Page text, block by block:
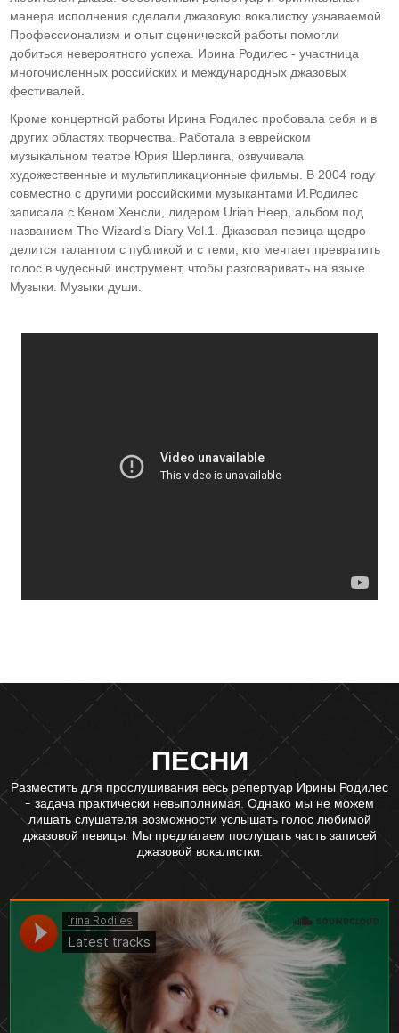
манера исполнения сделали джазовую вокалистку узнаваемой.
Профессионализм и опыт сценической работы помогли
добиться невероятного успеха. Ирина Родилес - участница
многочисленных российских и международных джазовых
фестивалей.
Кроме концертной работы Ирина Родилес пробовала себя и в
других областях творчества. Работала в еврейском
музыкальном театре Юрия Шерлинга, озвучивала
художественные и мультипликационные фильмы. В 2004 году
совместно с другими российскими музыкантами И.Родилес
записала с Кеном Хенсли, лидером Uriah Heep, альбом под
названием The Wizard’s Diary Vol.1. Джазовая певица щедро
делится талантом с публикой и с теми, кто мечтает превратить
голос в чудесный инструмент, чтобы разговаривать на языке
Музыки. Музыки души.
ПЕСНИ
Разместить для прослушивания весь репертуар Ирины Родилес
- задача практически невыполнимая. Однако мы не можем
лишать слушателя возможности услышать голос любимой
джазовой певицы. Мы предлагаем послушать часть записей
джазовой вокалистки.